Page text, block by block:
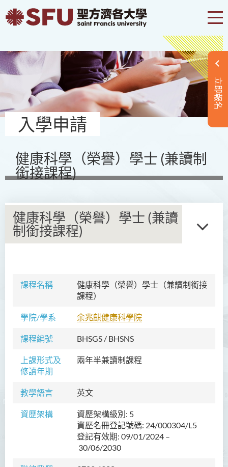
立即報名
入學申請
健康科學（榮譽）學士 (兼讀制
銜接課程)
健康科學（榮譽）學士 (兼讀
制銜接課程)
課程名稱
健康科學（榮譽）學士（兼讀制銜接
課程）
學院/學系 余兆麒健康科學院
課程編號 BHSGS / BHSNS
上課形式及
修讀年期
兩年半兼讀制課程
教學語言 英文
資歷架構
資歷架構級別: 5
資歷名冊登記號碼: 24/000304/L5
登記有效期: 09/01/2024 –
30/06/2030
翻譯科技（榮譽）文學士
工商管理（榮譽）學士
工商管理(榮譽)酒店及旅遊
幼兒教育（榮譽）學士 (全日
制)
健康科學（榮譽）學士 (兼讀